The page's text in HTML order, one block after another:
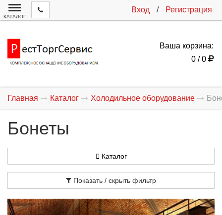
Вход / Регистрация
КАТАЛОГ
Ваша корзина:
0 / 0
Главная Каталог Холодильное оборудование
Бонеты
Каталог
Показать / скрыть фильтр